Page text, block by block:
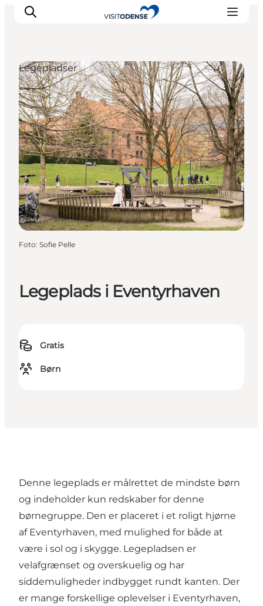
Oplev Odense
Det sker i Odense
Planlæg din tur
Inspiration
Legeplads i Eventyrhaven
Gratis
Børn
Legepladser
Foto: Sofie Pelle
Denne legeplads er målrettet de mindste børn
og indeholder kun redskaber for denne
børnegruppe. Den er placeret i et roligt hjørne
af Eventyrhaven, med mulighed for både at
være i sol og i skygge. Legepladsen er
velafgrænset og overskuelig og har
siddemuligheder indbygget rundt kanten. Der
er mange forskellige oplevelser i Eventyrhaven,